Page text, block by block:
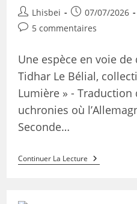
Lhisbei 07/07/2026
5 commentaires
Une espèce en voie
Tidhar Le Bélial,
Lumière » - Traduction
uchronies où
Seconde…
Continuer La Lecture